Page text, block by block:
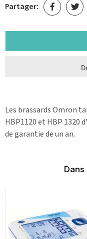
Partager:
Les brassards Omron
HBP1120 et HBP 1320
de garantie de un an.
Dans